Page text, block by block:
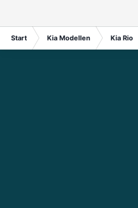
Start Kia Modellen Kia Rio